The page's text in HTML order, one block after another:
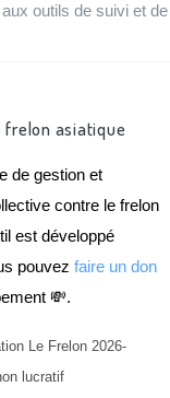
outils de suivi et
frelon asiatique
de gestion et
contre le frelon
est développé
pouvez faire un don
💸.
Le Frelon 2026-
lucratif